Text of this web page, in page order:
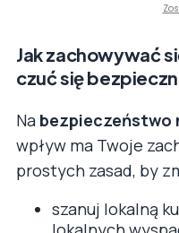
Jak zachowywać
czuć się
Na bezpieczeństwo
wpływ ma Twoje
prostych zasad, by
szanuj lokalną